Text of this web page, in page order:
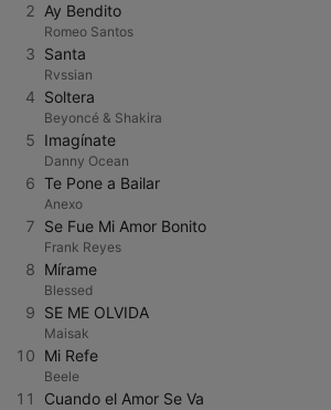
2 Ay Bendito
Romeo Santos
3 Santa
Rvssian
4 Soltera
Beyoncé & Shakira
5 Imagínate
Danny Ocean
6 Te Pone a Bailar
Anexo
7 Se Fue Mi Amor Bonito
Frank Reyes
8 Mírame
Blessed
9 SE ME OLVIDA
Maisak
10 Mi Refe
Beele
11 Cuando el Amor Se Va